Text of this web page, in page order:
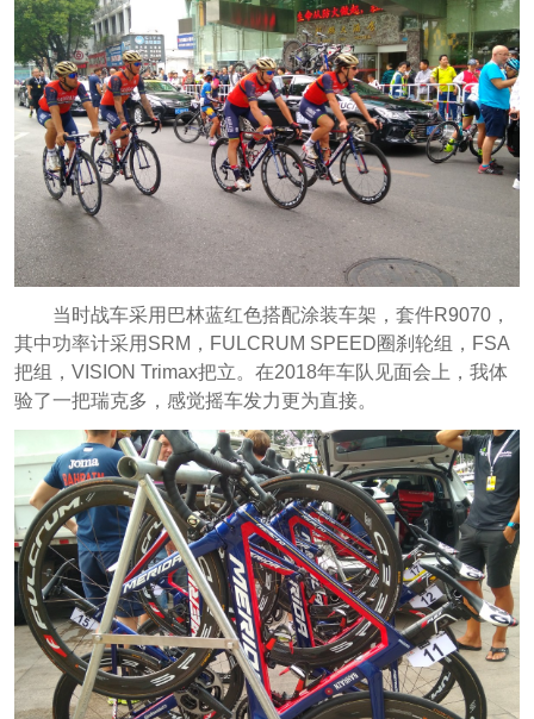
当时战车采用巴林蓝红色搭配涂装车架，套件R9070，
其中功率计采用SRM，FULCRUM SPEED圈刹轮组，FSA
把组，VISION Trimax把立。在2018年车队见面会上，我体
验了一把瑞克多，感觉摇车发力更为直接。